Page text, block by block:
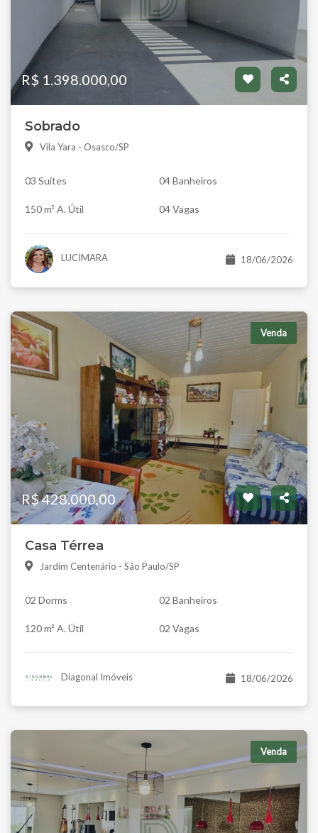
R$ 1.398.000,00
Sobrado
Vila Yara - Osasco/SP
03 Suítes 04 Banheiros
150 m² A. Útil 04 Vagas
LUCIMARA 18/06/2026
Venda
R$ 428.000,00
Casa Térrea
Jardim Centenário - São Paulo/SP
02 Dorms 02 Banheiros
120 m² A. Útil 02 Vagas
Diagonal Imóveis 18/06/2026
Venda